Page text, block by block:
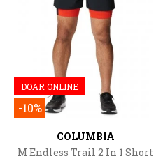
DOAR ONLINE
-10%
COLUMBIA
M Endless Trail 2 In 1 Short